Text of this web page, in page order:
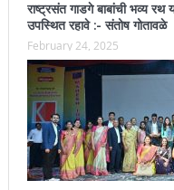
राष्ट्रसंत गाडगे बाबांची भव्य
उपस्थित रहावे :- संतोष गोतावळे
February 24, 2025